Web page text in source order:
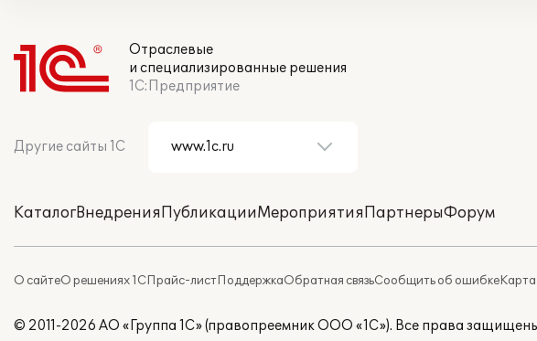
Отраслевые
и специализированные решения
1С:Предприятие
Другие сайты 1С
КаталогВнедренияПубликацииМероприятияПартнерыФорум
О сайтеО решениях 1СПрайс-листПоддержкаОбратная связьСообщить об ошибке
© 2011-2026 АО «Группа 1С» (правопреемник ООО «1С»). Все права